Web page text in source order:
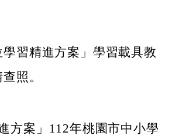
習精進方案」學習載具教
照。
方案」112年桃園市中小學